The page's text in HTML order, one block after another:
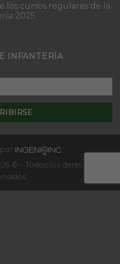
los cursos regulares de la
2025
INFANTERÍA
© - Todos los derechos